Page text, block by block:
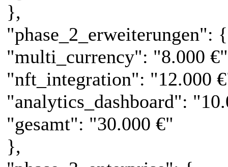
},
"phase_2_erweiterungen": {
"multi_currency": "8.000
"nft_integration": "12.000
"analytics_dashboard":
"gesamt": "30.000 €"
},